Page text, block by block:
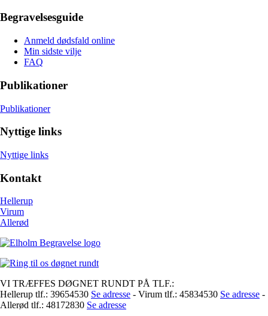
Begravelsesguide
Anmeld dødsfald online
Min sidste vilje
FAQ
Publikationer
Publikationer
Nyttige links
Nyttige links
Kontakt
Hellerup
Virum
Allerød
VI TRÆFFES DØGNET RUNDT PÅ TLF.:
Hellerup tlf.: 39654530 Se adresse - Virum tlf.: 45834530 Se adresse -
Allerød tlf.: 48172830 Se adresse